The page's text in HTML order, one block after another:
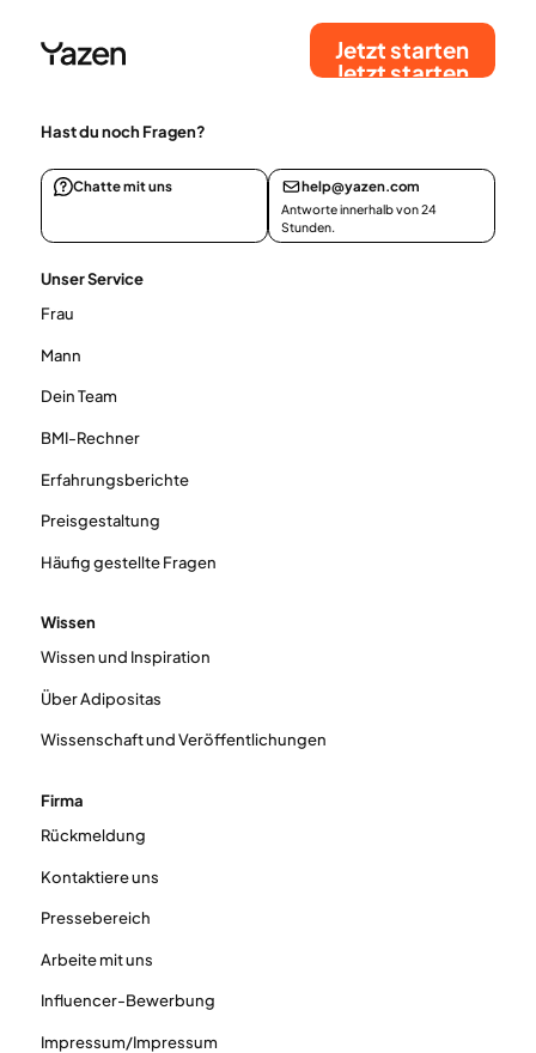
Jetzt starten
Jetzt starten
Hast du noch Fragen?
Chatte mit uns help@yazen.com
Antworte innerhalb von 24
Stunden.
Unser Service
Frau
Mann
Dein Team
BMI-Rechner
Erfahrungsberichte
Preisgestaltung
Häufig gestellte Fragen
Wissen
Wissen und Inspiration
Über Adipositas
Wissenschaft und Veröffentlichungen
Firma
Rückmeldung
Kontaktiere uns
Pressebereich
Arbeite mit uns
Influencer-Bewerbung
Impressum/Impressum